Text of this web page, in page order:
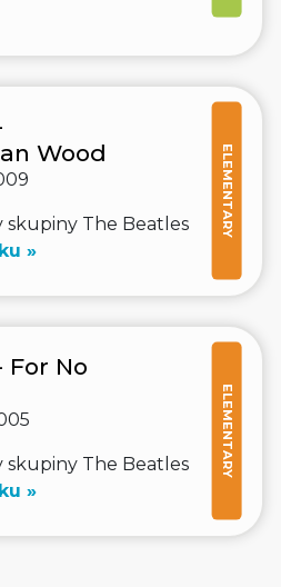
ELEMENTARY
Wood
skupiny The Beatles
»
ELEMENTARY
For No
skupiny The Beatles
»